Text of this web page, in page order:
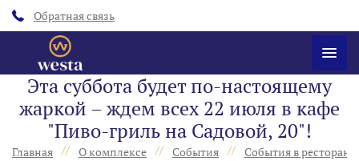
Обратная связь
Эта суббота будет по-настоящему
жаркой – ждем всех 22 июля в кафе
"Пиво-гриль на Садовой, 20"!
Главная // О комплексе // События // События в